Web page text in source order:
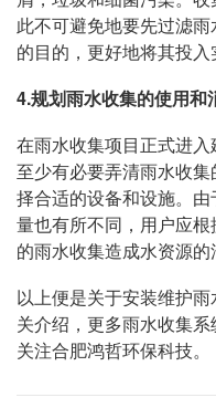
此不可避免地要先过滤
的目的，更好地将其投入
4.规划雨水收集的使用和
在雨水收集项目正式进入
至少有必要弄清雨水收
择合适的设备和设施。
量也有所不同，用户应
的雨水收集造成水资源的
以上便是关于安装维护
关介绍，更多雨水收集
关注合肥鸿哲环保科技。